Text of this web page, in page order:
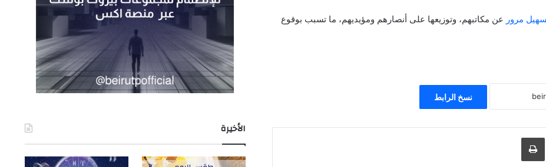
مرور عن مكاتبهم، وتوزيعها على أنصارهم ومؤيديهم، ما تسبب بوقوع
نسخ الرابط
عبر البريد طباعة
الأخيرة